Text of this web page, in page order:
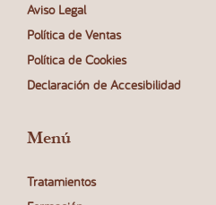
Aviso Legal
Política de Ventas
Política de Cookies
Declaración de Accesibilidad
Menú
Tratamientos